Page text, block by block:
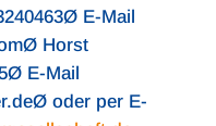
E-Mail
Horst
E-Mail
oder per E-